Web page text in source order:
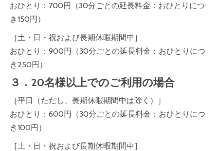
おひとり：700円（30分ごとの延長料金：おひとりにつ
き150円）
［土・日・祝および長期休暇期間中］
おひとり：900円（30分ごとの延長料金：おひとりにつ
き250円）
３．20名様以上でのご利用の場合
［平日（ただし、長期休暇期間中は除く）］
おひとり：600円（30分ごとの延長料金：おひとりにつ
き100円）
［土・日・祝および長期休暇期間中］